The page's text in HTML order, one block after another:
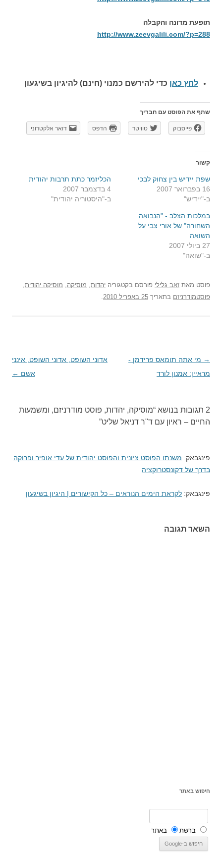
תופעת מדונה והקבלה
http://www.zeevgalili.com/?p=288
לחץ כאן כדי להירשם כמנוי (חינם) להיגיון בשיגעון
שתף את הפוסט עם חבריך
פייסבוק טוויטר הדפס דואר אלקטרוני
קשור
שפת יידיש בין צחוק לבכי
16 בפברואר 2007
ב-"יידיש"
הכליזמר כתת תרבות יהודית
4 בדצמבר 2007
ב-"היסטוריה יהודית"
במלכות הצלב - "הנבואה
השחורה" של אורי צבי על
השואה
27 ביולי 2007
ב-"שואה"
פוסט מאת זאב גלילי פורסם בקטגוריה יהדות מוסיקה מוסיקה יהודית
פוסטמודרניזם בתאריך 25 באפריל 2010
ניווט
בפוסטים
→ מי אתה תומאס פרידמן -
מראיין: אמנון לורד
אדוני השופט, אדוני השופט, אינני
אשם ←
2 תגובות בנושא “
מוסיקה, יהדות, פוסט מודרניזם, ומשמעות
החיים – ראיון עם ד"ר דניאל שליט”
פינגבאק: משנתו הפוסט ציונית והפוסט יהודית של עדי אופיר ופרוקה
בדרך של דקונסטרוקציה
פינגבאק: לקראת הימים הנוראים – כל הקישורים | היגיון בשיגעון
השאר תגובה
חיפוש באתר
ברשת באתר